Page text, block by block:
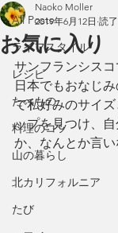
All Posts
ライフスタイル
レシピ
たべもの
料理のコツ
山の暮らし
北カリフォルニア
たび
お気に入り
Naoko Moller
2019年6月12日 読
サンフランシスコ
日本でもおなじ
で私好みのサイ
ップを見つけ、
か、なんとか言い